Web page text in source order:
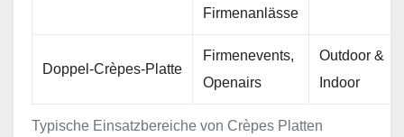
Typische Einsatzbereiche von Crèpes Platten
Firmenanlässe
Doppel‑Crèpes‑Platte
Firmenevents,
Openairs
Outdoor &
Indoor